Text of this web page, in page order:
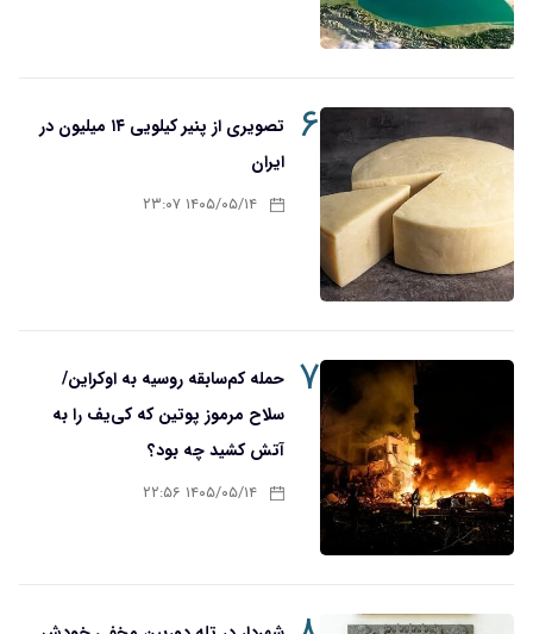
۶
تصویری از پنیر کیلویی ۱۴ میلیون در
ایران
۱۴۰۵/۰۵/۱۴ ۲۳:۰۷
۷ حمله کم‌سابقه روسیه به اوکراین/
سلاح مرموز پوتین که کی‌یف را به
آتش کشید چه بود؟
۱۴۰۵/۰۵/۱۴ ۲۲:۵۶